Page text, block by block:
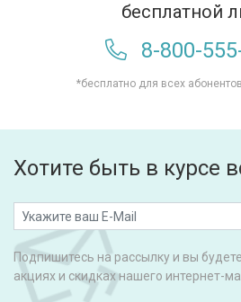
бесплатной
8-800-
*бесплатно для всех
Хотите быть в курсе
Подпишитесь на рассылку и вы
акциях и скидках нашего интернет-